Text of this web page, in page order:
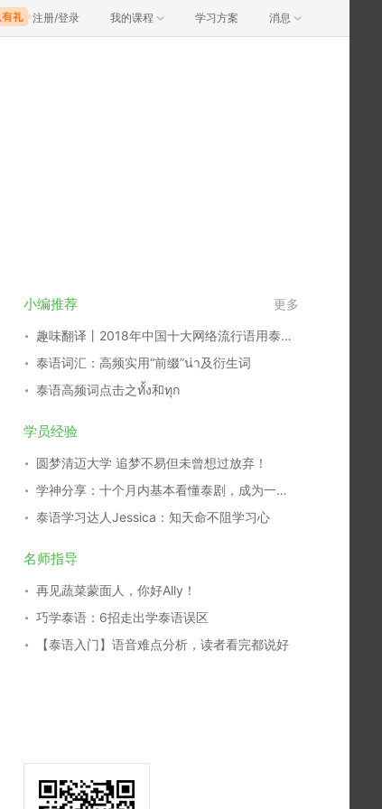
注册/登录 我的课程 学习方案 消息
小编推荐 更多
趣味翻译丨2018年中国十大网络流行语用泰语怎么说？
泰语词汇：高频实用“前缀”น่า及衍生词
泰语高频词点击之ทั้ง和ทุก
学员经验
圆梦清迈大学 追梦不易但未曾想过放弃！
学神分享：十个月内基本看懂泰剧，成为一名泰剧翻译，我是这么学习的！
泰语学习达人Jessica：知天命不阻学习心
名师指导
再见蔬菜蒙面人，你好Ally！
巧学泰语：6招走出学泰语误区
【泰语入门】语音难点分析，读者看完都说好